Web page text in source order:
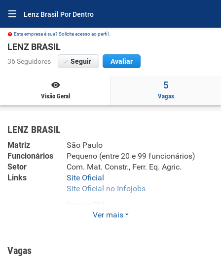
Lenz Brasil Por Dentro
Esta empresa é sua? Solicite acesso ao perfil.
LENZ BRASIL
36 Seguidores Seguir Avaliar
Visão Geral
5
Vagas
LENZ BRASIL
Matriz
São Paulo
Funcionários
Pequeno (entre 20 e 99 funcionários)
Setor
Com. Mat. Constr., Ferr. Eq. Agric.
Links
Site Oficial
Site Oficial no Infojobs
Enviar CV
máquinas e empresas de manutenção industrial.
Ver mais
Vagas